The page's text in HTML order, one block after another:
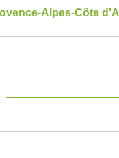
Alpes-Côte